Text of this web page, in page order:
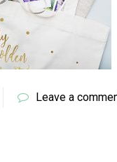
Leave a